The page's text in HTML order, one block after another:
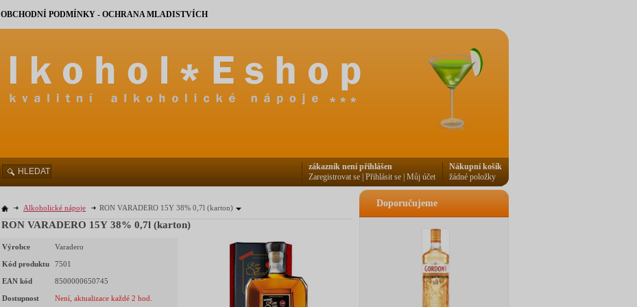
Alkoholické nápoje RON VARADERO 15Y 38% 0,7l (karton)
RON VARADERO 15Y 38% 0,7l (karton)
Výrobce Varadero
Kód produktu 7501
EAN kód 8500000650745
Dostupnost Není, aktualizace každé 2 hod.
Doporučujeme
OBCHODNÍ PODMÍNKY - OCHRANA MLADISTVÍCH
HLEDAT
Nákupní košík
žádné položky
zákazník není přihlášen
Zaregistrovat se Přihlásit se Můj účet